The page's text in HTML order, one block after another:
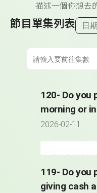
描述一個你想去
節目單集列表 日
120- Do you
morning or
2026-02-11
119- Do you
giving cash